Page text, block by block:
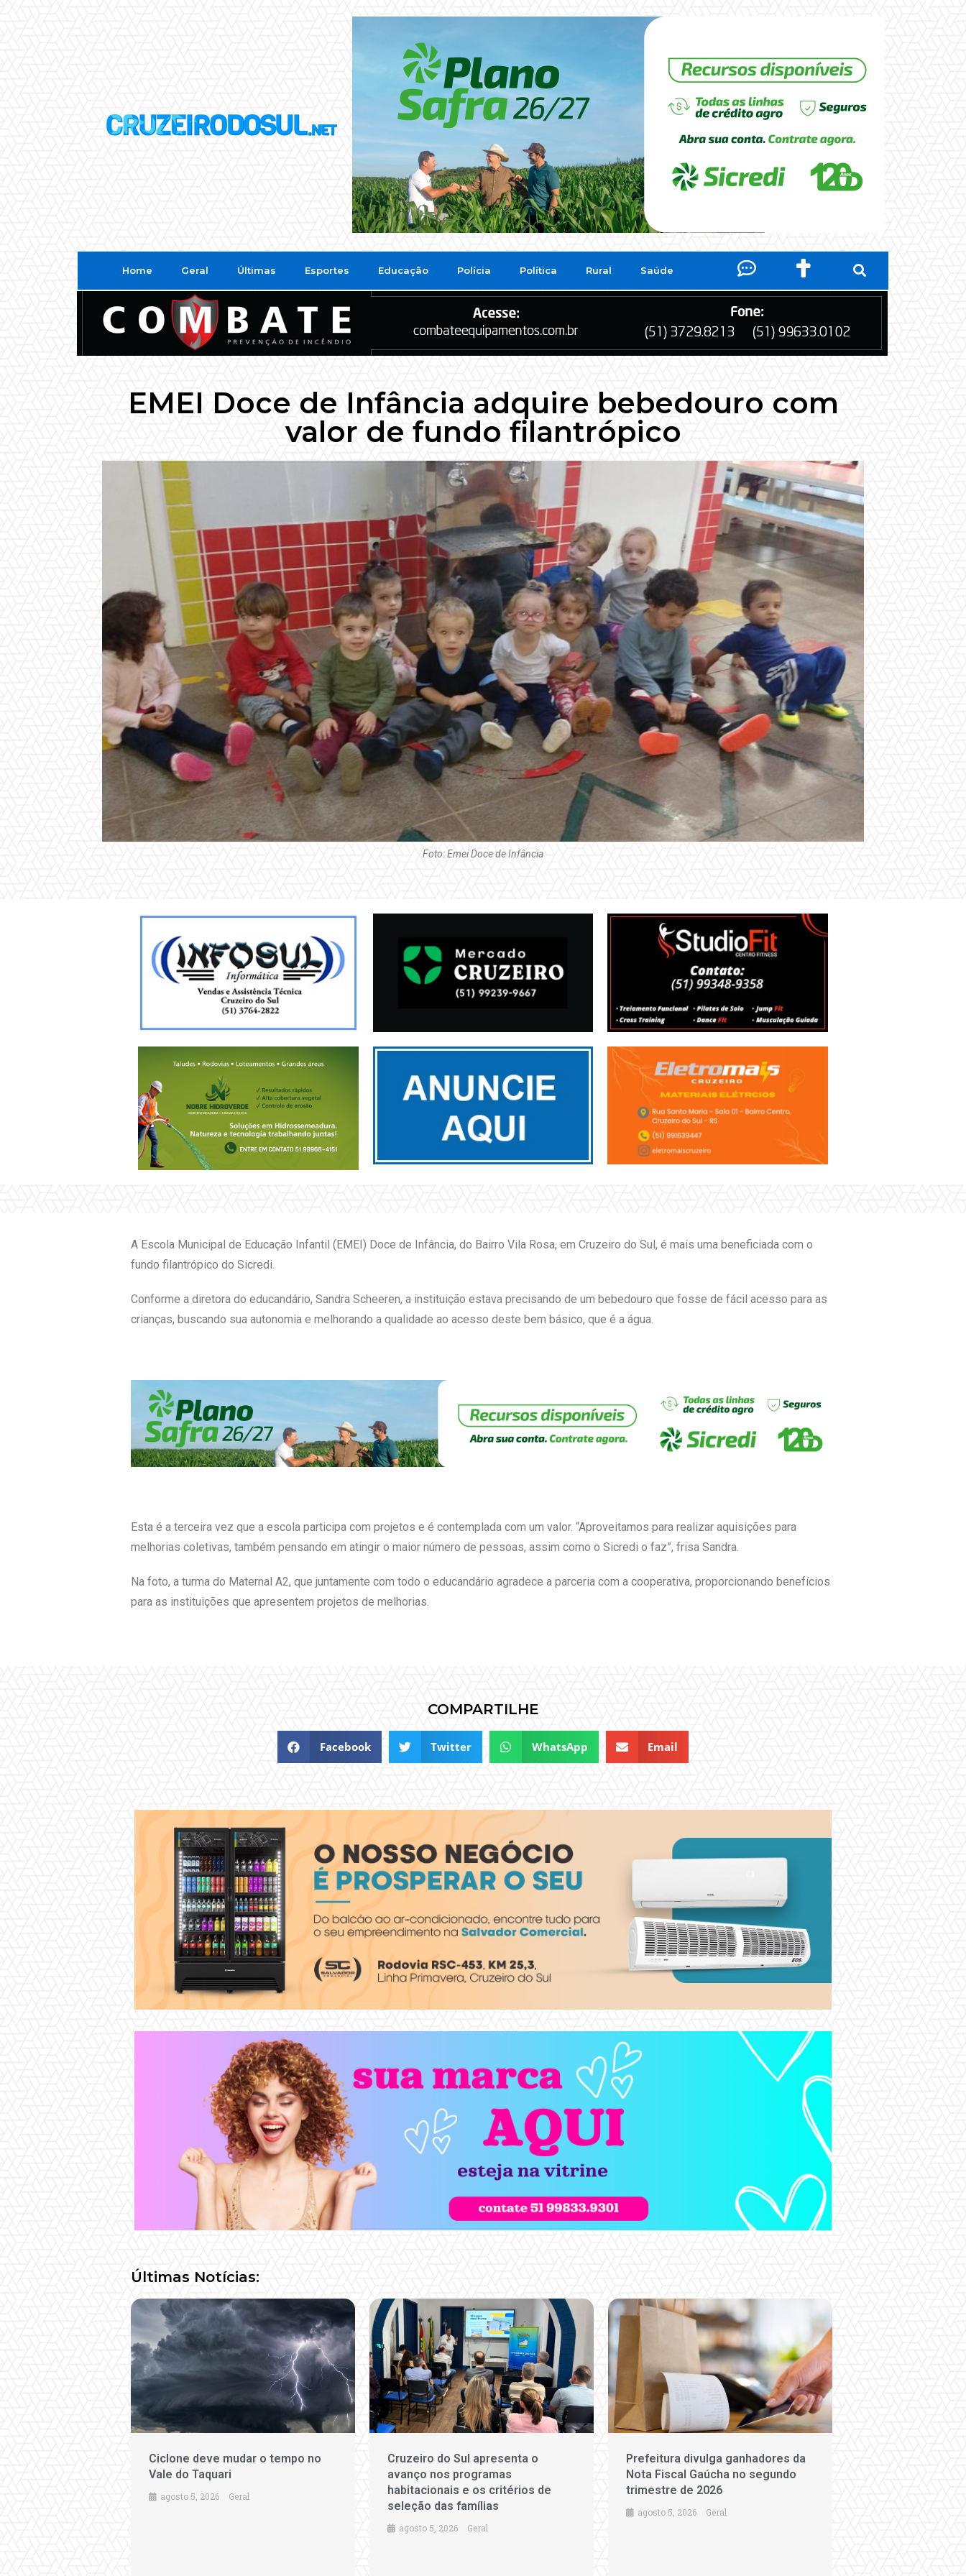
Home Geral Últimas Esportes Educação Polícia Política Rural Saúde
EMEI Doce de Infância adquire bebedouro com
valor de fundo filantrópico
Foto: Emei Doce de Infância
A Escola Municipal de Educação Infantil (EMEI) Doce de Infância, do Bairro Vila Rosa, em Cruzeiro do Sul, é mais uma beneficiada com o
fundo filantrópico do Sicredi.
Conforme a diretora do educandário, Sandra Scheeren, a instituição estava precisando de um bebedouro que fosse de fácil acesso para as
crianças, buscando sua autonomia e melhorando a qualidade ao acesso deste bem básico, que é a água.
Esta é a terceira vez que a escola participa com projetos e é contemplada com um valor. “Aproveitamos para realizar aquisições para
melhorias coletivas, também pensando em atingir o maior número de pessoas, assim como o Sicredi o faz”, frisa Sandra.
Na foto, a turma do Maternal A2, que juntamente com todo o educandário agradece a parceria com a cooperativa, proporcionando benefícios
para as instituições que apresentem projetos de melhorias.
COMPARTILHE
Facebook Twitter WhatsApp Email
Últimas Notícias:
Ciclone deve mudar o tempo no
Vale do Taquari
agosto 5, 2026 Geral
Cruzeiro do Sul apresenta o
avanço nos programas
habitacionais e os critérios de
seleção das famílias
agosto 5, 2026 Geral
Prefeitura divulga ganhadores da
Nota Fiscal Gaúcha no segundo
trimestre de 2026
agosto 5, 2026 Geral